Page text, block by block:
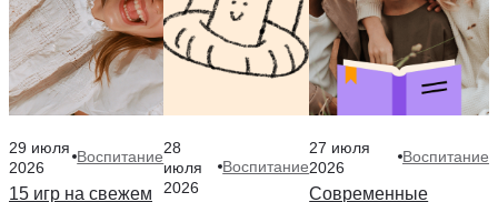
29 июля
2026
Воспитание
15 игр на свежем
28
июля
2026
Воспитание
27 июля
2026
Воспитание
Современные